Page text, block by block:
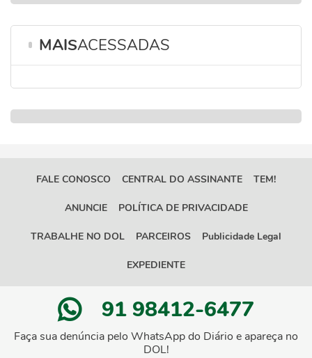
MAISACESSADAS
FALE CONOSCO CENTRAL DO ASSINANTE TEM!
ANUNCIE POLÍTICA DE PRIVACIDADE
TRABALHE NO DOL PARCEIROS Publicidade Legal
EXPEDIENTE
91 98412-6477
Faça sua denúncia pelo WhatsApp do Diário e apareça no
DOL!